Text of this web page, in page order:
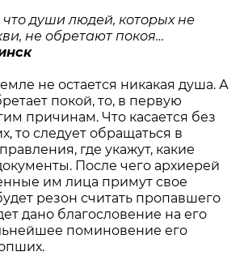
души людей, которых не
не обретают покоя…
не остается никакая душа. А
покой, то, в первую
причинам. Что касается без
то следует обращаться в
где укажут, какие
После чего архиерей
им лица примут свое
резон считать пропавшего
дано благословение на его
поминовение его